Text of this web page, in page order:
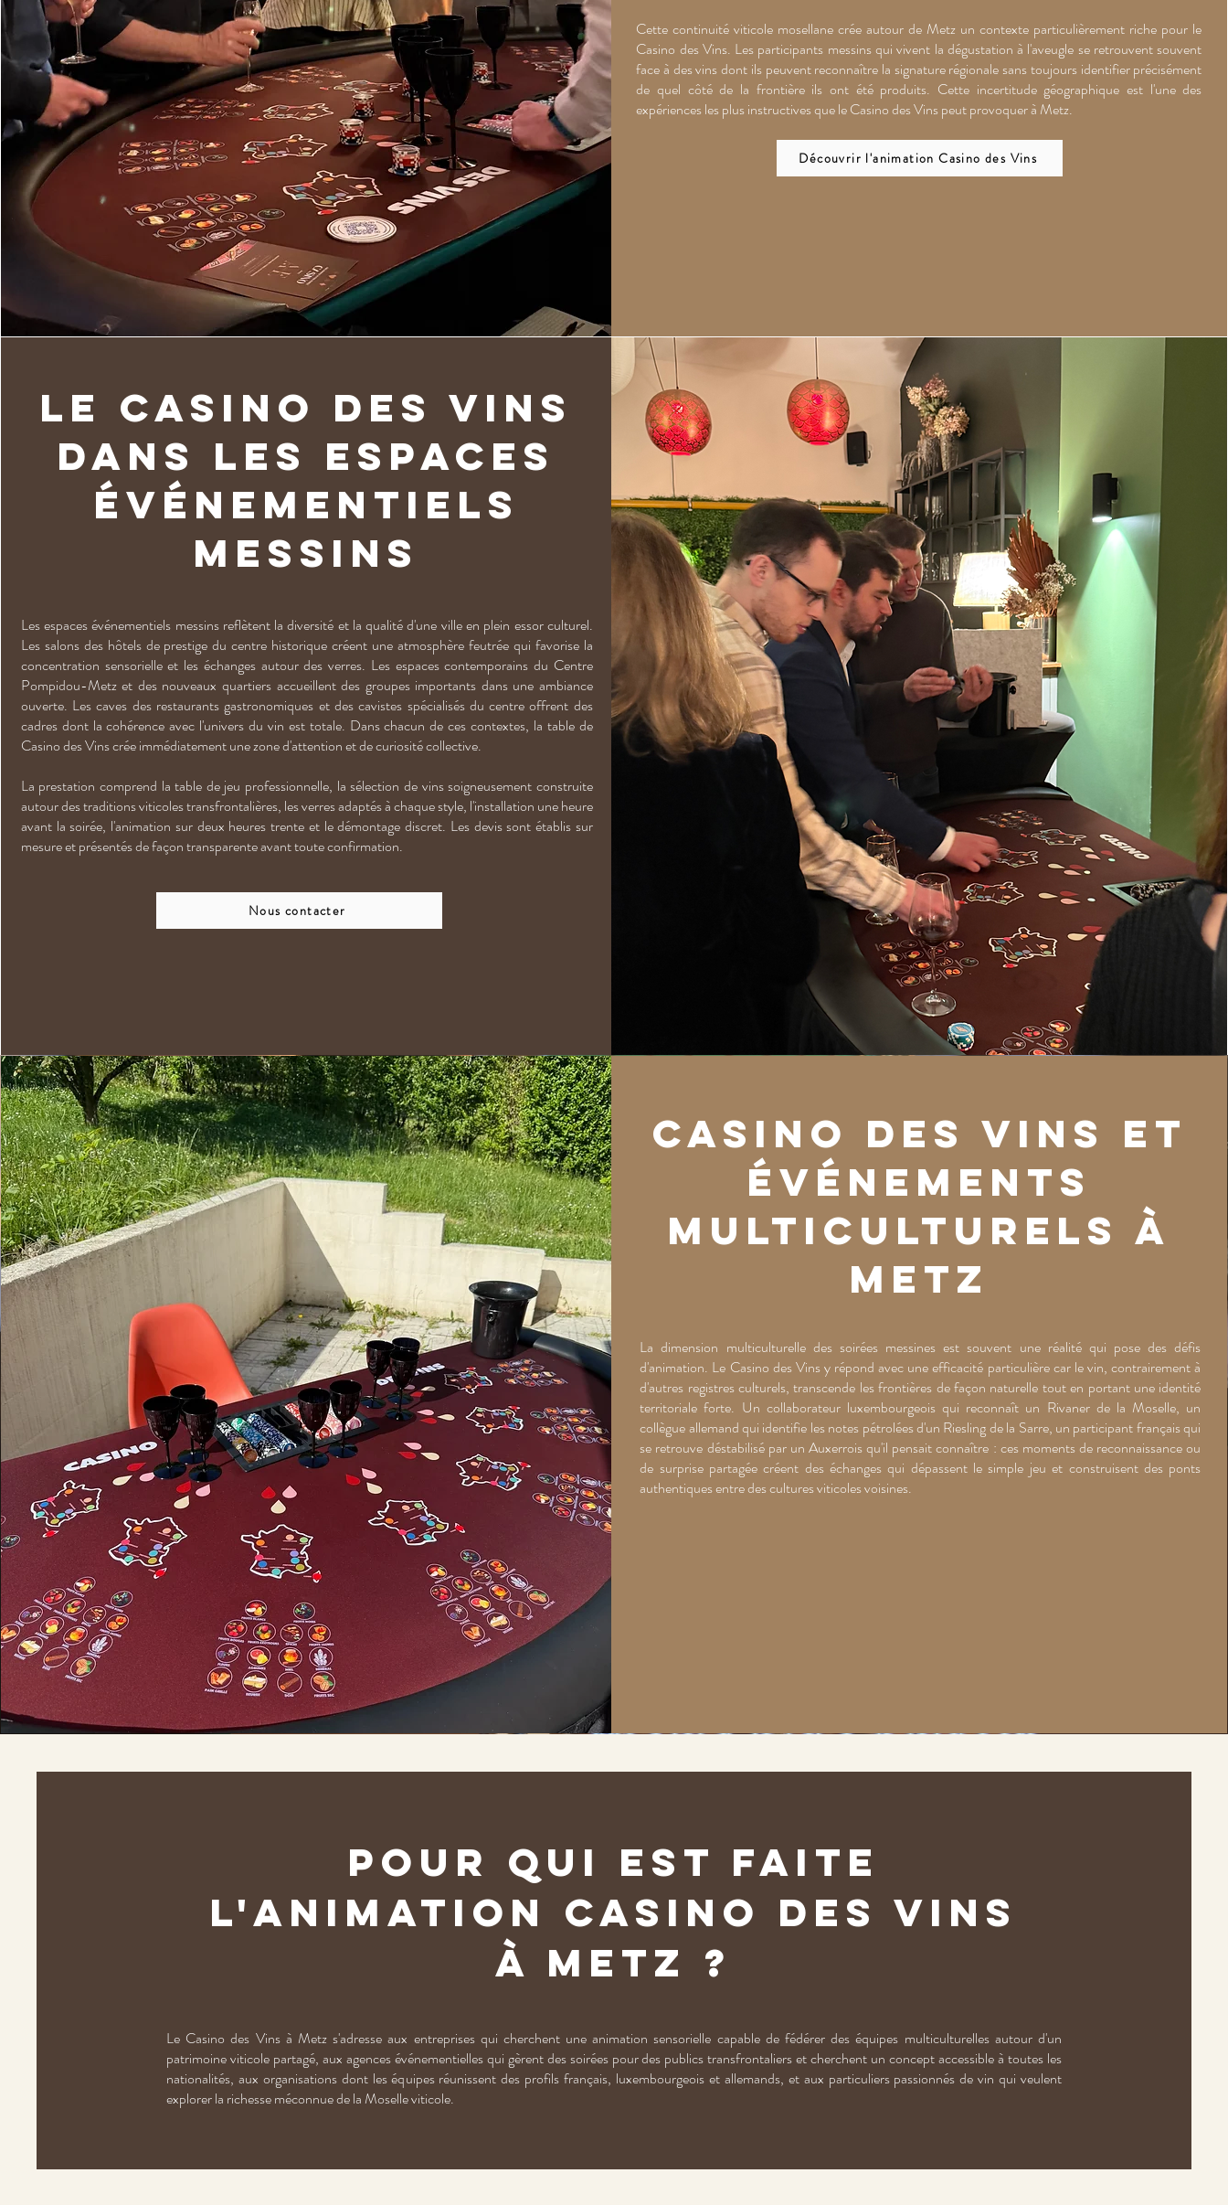
Cette continuité viticole mosellane crée autour de Metz un contexte particulièrement riche pour le
Casino des Vins. Les participants messins qui vivent la dégustation à l'aveugle se retrouvent souvent
face à des vins dont ils peuvent reconnaître la signature régionale sans toujours identifier précisément
de quel côté de la frontière ils ont été produits. Cette incertitude géographique est l'une des
expériences les plus instructives que le Casino des Vins peut provoquer à Metz.
Découvrir l'animation Casino des Vins
Le Casino des Vins
dans les espaces
événementiels
messins
Les espaces événementiels messins reflètent la diversité et la qualité d'une ville en plein essor culturel.
Les salons des hôtels de prestige du centre historique créent une atmosphère feutrée qui favorise la
concentration sensorielle et les échanges autour des verres. Les espaces contemporains du Centre
Pompidou-Metz et des nouveaux quartiers accueillent des groupes importants dans une ambiance
ouverte. Les caves des restaurants gastronomiques et des cavistes spécialisés du centre offrent des
cadres dont la cohérence avec l'univers du vin est totale. Dans chacun de ces contextes, la table de
Casino des Vins crée immédiatement une zone d'attention et de curiosité collective.
La prestation comprend la table de jeu professionnelle, la sélection de vins soigneusement construite
autour des traditions viticoles transfrontalières, les verres adaptés à chaque style, l'installation une heure
avant la soirée, l'animation sur deux heures trente et le démontage discret. Les devis sont établis sur
mesure et présentés de façon transparente avant toute confirmation.
Nous contacter
Casino des Vins et
événements
multiculturels à
Metz
La dimension multiculturelle des soirées messines est souvent une réalité qui pose des défis
d'animation. Le Casino des Vins y répond avec une efficacité particulière car le vin, contrairement à
d'autres registres culturels, transcende les frontières de façon naturelle tout en portant une identité
territoriale forte. Un collaborateur luxembourgeois qui reconnaît un Rivaner de la Moselle, un
collègue allemand qui identifie les notes pétrolées d'un Riesling de la Sarre, un participant français qui
se retrouve déstabilisé par un Auxerrois qu'il pensait connaître : ces moments de reconnaissance ou
de surprise partagée créent des échanges qui dépassent le simple jeu et construisent des ponts
authentiques entre des cultures viticoles voisines.
Pour qui est faite
l'animation Casino des Vins
à Metz ?
Le Casino des Vins à Metz s'adresse aux entreprises qui cherchent une animation sensorielle capable de fédérer des équipes multiculturelles autour d'un
patrimoine viticole partagé, aux agences événementielles qui gèrent des soirées pour des publics transfrontaliers et cherchent un concept accessible à toutes les
nationalités, aux organisations dont les équipes réunissent des profils français, luxembourgeois et allemands, et aux particuliers passionnés de vin qui veulent
explorer la richesse méconnue de la Moselle viticole.